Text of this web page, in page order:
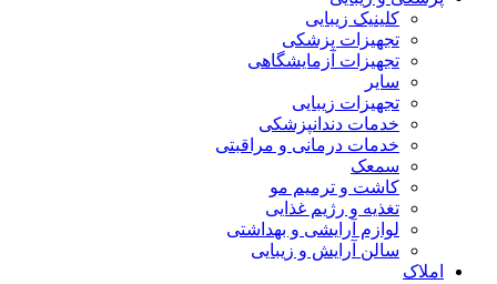
کلینیک زیبایی
تجهیزات پزشکی
تجهیزات آزمایشگاهی
سایر
تجهیزات زیبایی
خدمات دندانپزشکی
خدمات درمانی و مراقبتی
سمعک
کاشت و ترمیم مو
تغذیه و رژیم غذایی
لوازم آرایشی و بهداشتی
سالن آرایش و زیبایی
املاک